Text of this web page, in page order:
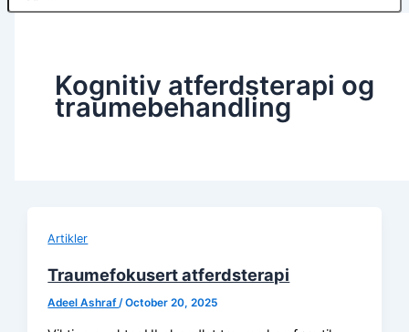
Kognitiv atferdsterapi og
traumebehandling
Artikler
Traumefokusert atferdsterapi
Adeel Ashraf /October 20, 2025